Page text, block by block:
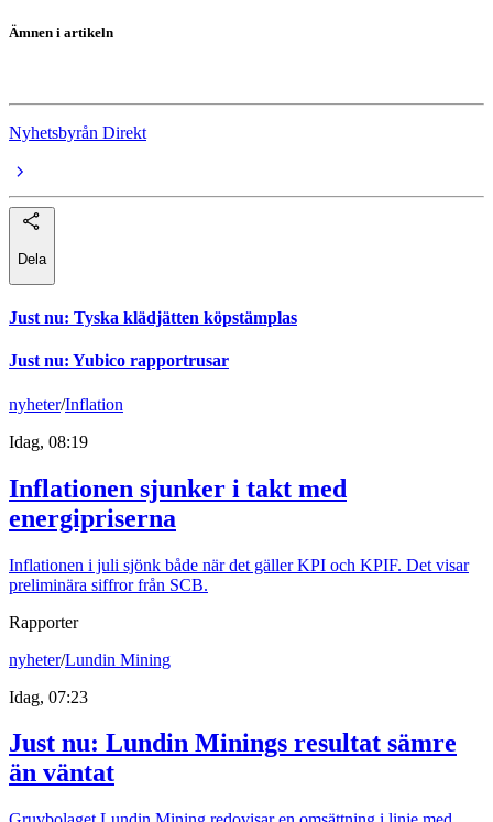
Ämnen i artikeln
Nyhetsbyrån Direkt
Dela
Just nu: Tyska klädjätten köpstämplas
Just nu: Yubico rapportrusar
nyheter/Inflation
Idag, 08:19
Inflationen sjunker i takt med
energipriserna
Inflationen i juli sjönk både när det gäller KPI och KPIF. Det visar
preliminära siffror från SCB.
Rapporter
nyheter/Lundin Mining
Idag, 07:23
Just nu: Lundin Minings resultat sämre
än väntat